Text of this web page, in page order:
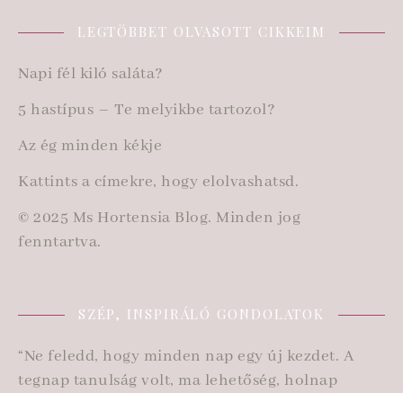
LEGTÖBBET OLVASOTT CIKKEIM
Napi fél kiló saláta?
5 hastípus – Te melyikbe tartozol?
Az ég minden kékje
Kattints a címekre, hogy elolvashatsd.
© 2025 Ms Hortensia Blog. Minden jog
fenntartva.
SZÉP, INSPIRÁLÓ GONDOLATOK
“Ne feledd, hogy minden nap egy új kezdet. A
tegnap tanulság volt, ma lehetőség, holnap